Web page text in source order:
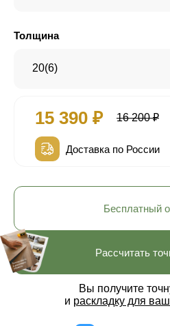
Толщина
20(6)
15 390 ₽ 16 200 ₽
Доставка по России
Рассчитать
Вы получите
и раскладку для
Бесплатный